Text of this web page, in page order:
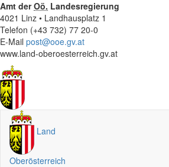
Amt derOö. Landesregierung
4021 Linz • Landhausplatz 1
Telefon (+43 732) 77 20-0
E-Mail post@ooe.gv.at
www.land-oberoesterreich.gv.at
Land
Oberösterreich